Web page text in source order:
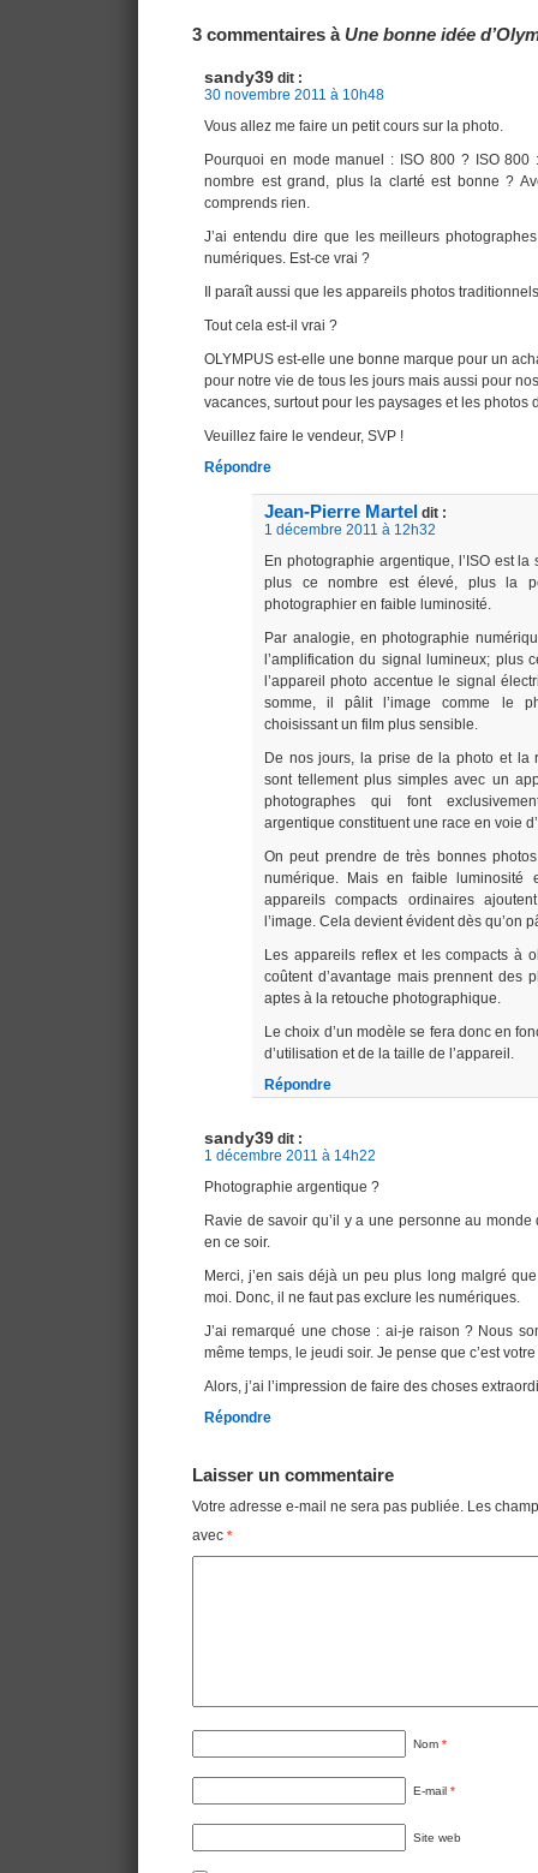
3 commentaires à Une bonne idée
sandy39 dit :
30 novembre 2011 à 10h48
Vous allez me faire un petit cours sur la photo.
Pourquoi en mode manuel : ISO 800 ? ISO
nombre est grand, plus la clarté est bonne ?
comprends rien.
J’ai entendu dire que les meilleurs
numériques. Est-ce vrai ?
Il paraît aussi que les appareils photos
Tout cela est-il vrai ?
OLYMPUS est-elle une bonne marque pour un
pour notre vie de tous les jours mais aussi pour
vacances, surtout pour les paysages et les photos
Veuillez faire le vendeur, SVP !
Répondre
Jean-Pierre Martel dit :
1 décembre 2011 à 12h32
En photographie argentique, l’ISO est
plus ce nombre est élevé, plus la
photographier en faible luminosité.
Par analogie, en photographie
l’amplification du signal lumineux; plus
l’appareil photo accentue le signal
somme, il pâlit l’image comme le
choisissant un film plus sensible.
De nos jours, la prise de la photo et la
sont tellement plus simples avec un
photographes qui font
argentique constituent une race en voie
On peut prendre de très bonnes
numérique. Mais en faible luminosité
appareils compacts ordinaires
l’image. Cela devient évident dès qu’on
Les appareils reflex et les compacts à
coûtent d’avantage mais prennent des
aptes à la retouche photographique.
Le choix d’un modèle se fera donc en
d’utilisation et de la taille de l’appareil.
Répondre
sandy39 dit :
1 décembre 2011 à 14h22
Photographie argentique ?
Ravie de savoir qu’il y a une personne au
en ce soir.
Merci, j’en sais déjà un peu plus long malgré
moi. Donc, il ne faut pas exclure les numériques.
J’ai remarqué une chose : ai-je raison ? Nous
même temps, le jeudi soir. Je pense que c’est
Alors, j’ai l’impression de faire des choses
Répondre
Laisser un commentaire
Votre adresse e-mail ne sera pas publiée. Les
avec *
Nom *
E-mail *
Site web